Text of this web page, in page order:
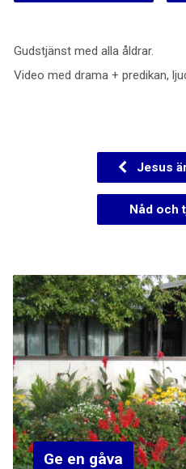
Gudstjänst med alla åldrar.
Video med drama + predikan,
Jesus
Nåd och
Ge en gåva